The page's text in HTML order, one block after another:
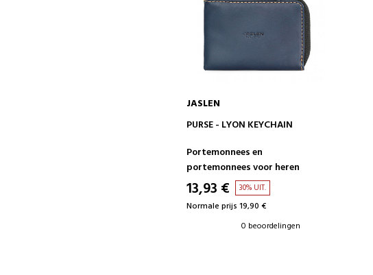
IN WINKELWAGEN
JASLEN
PURSE - LYON KEYCHAIN
Portemonnees en
portemonnees voor heren
13,93 € 30% UIT.
Normale prijs 19,90 €
0 beoordelingen